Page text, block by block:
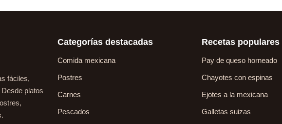
fáciles,
platos
Categorías destacadas
Comida mexicana
Postres
Carnes
Pescados
Recetas populares
Pay de queso horneado
Chayotes con espinas
Ejotes a la mexicana
Galletas suizas